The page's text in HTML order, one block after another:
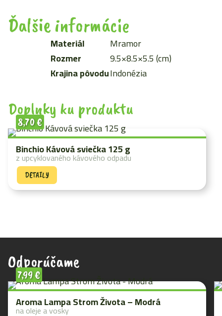
Ďalšie informácie
Materiál
Mramor
Rozmer
9.5×8.5×5.5 (cm)
Krajina pôvoduIndonézia
Doplnky ku produktu
Binchio Kávová sviečka 125 g
8,70€
z upcyklovaného kávového odpadu
DETAILY
Odporúčame
Aroma Lampa Strom Života – Modrá
7,99€
na oleje a vosky